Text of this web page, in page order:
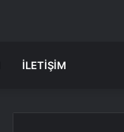
İLETIŞIM